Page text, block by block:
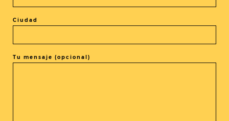
In the Mood for CineAsia Vol2:
El cine asiático en las
Ciudad
Tu mensaje (opcional)